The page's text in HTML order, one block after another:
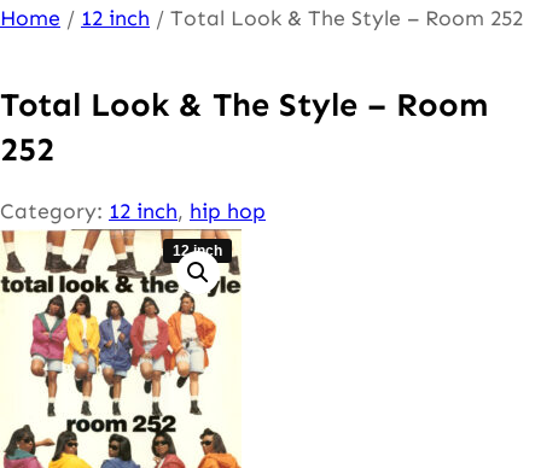
Ga
de
inhoud
Home / 12 inch / Total Look & The Style – Room 252
Total Look & The Style – Room
252
Category: 12 inch, hip hop
12 inch